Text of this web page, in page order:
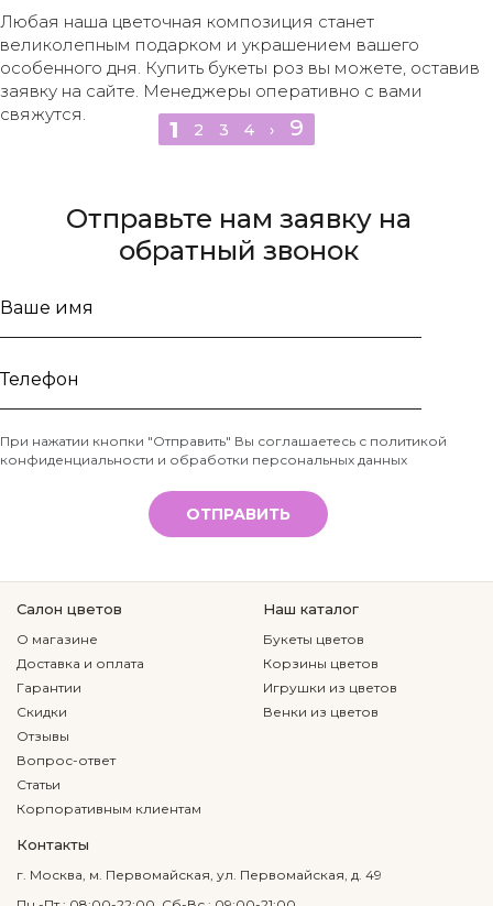
1 2 3 4 › 9
Любая наша цветочная композиция станет
великолепным подарком и украшением вашего
особенного дня. Купить букеты роз вы можете, оставив
заявку на сайте. Менеджеры оперативно с вами
свяжутся.
Отправьте нам заявку на
обратный звонок
Ваше
Телефон
*
При нажатии кнопки "Отправить" Вы соглашаетесь с политикой
конфиденциальности и обработки персональных данных
ОТПРАВИТЬ
Салон цветов
О магазине
Доставка и оплата
Гарантии
Скидки
Отзывы
Вопрос-ответ
Статьи
Корпоративным клиентам
Наш каталог
Букеты цветов
Корзины цветов
Игрушки из цветов
Венки из цветов
Контакты
г. Москва, м. Первомайская, ул. Первомайская, д. 49